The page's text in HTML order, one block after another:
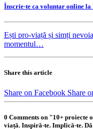
Înscrie-te ca voluntar online
Ești pro-viață și simți
momentul…
Share this article
Share on Facebook Share
0 Comments on "10+ proiecte
viață. Inspiră-te. Implică-te.